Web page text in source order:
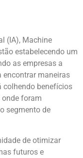
(IA), Machine
estabelecendo um
as empresas a
encontrar maneiras
colhendo benefícios
onde foram
segmento de
de otimizar
futuros e